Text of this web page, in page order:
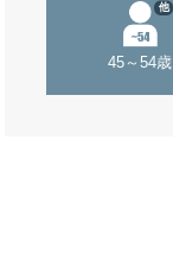
45～54歳
他